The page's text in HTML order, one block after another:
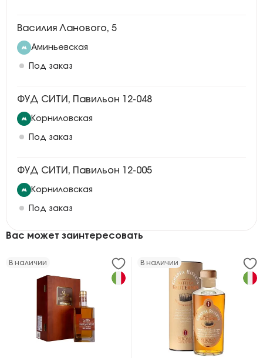
Василия Ланового, 5
Аминьевская
Под заказ
ФУД СИТИ, Павильон 12-048
Корниловская
Под заказ
ФУД СИТИ, Павильон 12-005
Корниловская
Под заказ
Вас может заинтересовать
В наличии В наличии